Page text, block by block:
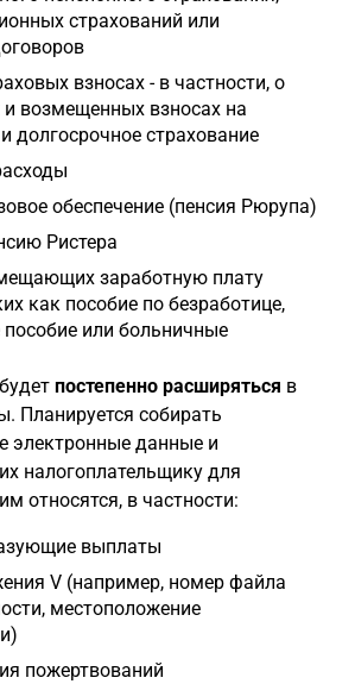
страхований или
взносах - в частности, о
возмещенных взносах на
долгосрочное страхование
обеспечение (пенсия Рюрупа)
Ристера
заработную плату
как пособие по безработице,
пособие или больничные
будет постепенно расширяться в
Планируется собирать
электронные данные и
налогоплательщику для
относятся, в частности:
выплаты
V (например, номер файла
местоположение
пожертвований